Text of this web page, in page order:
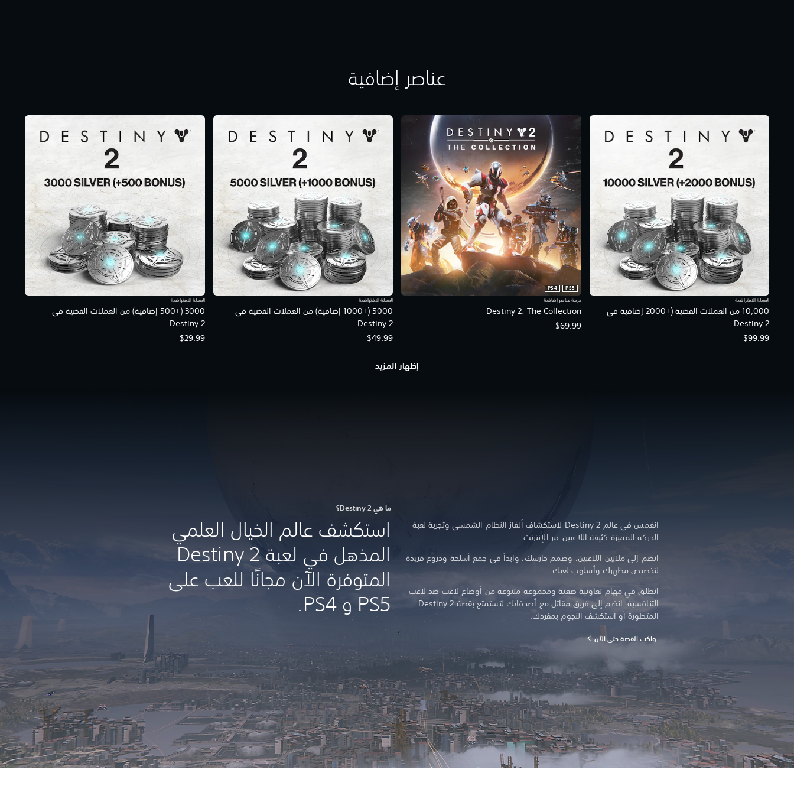
عناصر إضافية
10,000 من العملات الفضية (+2000 إضافية في
Destiny 2
العملة الافتراضية
$99.99
Destiny 2: The Collection
PS5
PS4
حزمة عناصر إضافية
$69.99
5000 (+1000 إضافية) من العملات الفضية في
Destiny 2
العملة الافتراضية
$49.99
3000 (+500 إضافية) من العملات الفضية في
Destiny 2
العملة الافتراضية
$29.99
إظهار المزيد
ما هي Destiny 2؟
استكشف عالم الخيال العلمي
المذهل في لعبة Destiny 2
المتوفرة الآن مجانًا للعب على
PS5 و PS4.
انغمس في عالم Destiny 2 لاستكشاف ألغاز النظام الشمسي وتجربة لعبة
الحركة المميزة كثيفة اللاعبين عبر الإنترنت.
انضم إلى ملايين اللاعبين، وصمم حارسك، وابدأ في جمع أسلحة ودروع فريدة
لتخصيص مظهرك وأسلوب لعبك.
انطلق في مهام تعاونية صعبة ومجموعة متنوعة من أوضاع لاعب ضد لاعب
التنافسية. انضم إلى فريق مقاتل مع أصدقائك لتستمتع بقصة Destiny 2
المتطورة أو استكشف النجوم بمفردك.
واكب القصة حتى الآن